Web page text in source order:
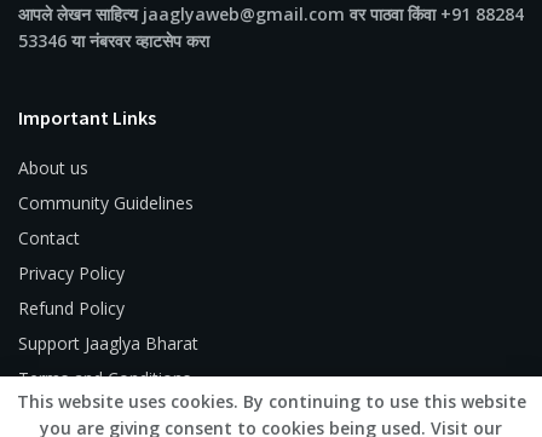
आपले लेखन साहित्य jaaglyaweb@gmail.com वर पाठवा किंवा +91 88284
53346 या नंबरवर व्हाटसेप करा
Important Links
About us
Community Guidelines
Contact
Privacy Policy
Refund Policy
Support Jaaglya Bharat
Terms and Conditions
This website uses cookies. By continuing to use this website
you are giving consent to cookies being used. Visit our